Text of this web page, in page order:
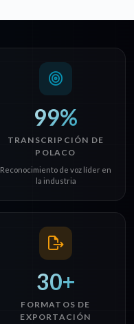
99%
TRANSCRIPCIÓN DE
POLACO
Reconocimiento de voz líder en
la industria
30+
FORMATOS DE
EXPORTACIÓN